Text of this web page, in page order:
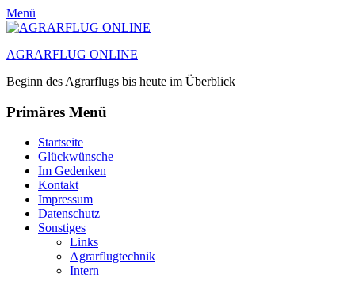
Menü
AGRARFLUG ONLINE
Beginn des Agrarflugs bis heute im Überblick
Primäres Menü
Zum
Inhalt
springen
Startseite
Glückwünsche
Im Gedenken
Kontakt
Impressum
Datenschutz
Sonstiges
Links
Agrarflugtechnik
Intern